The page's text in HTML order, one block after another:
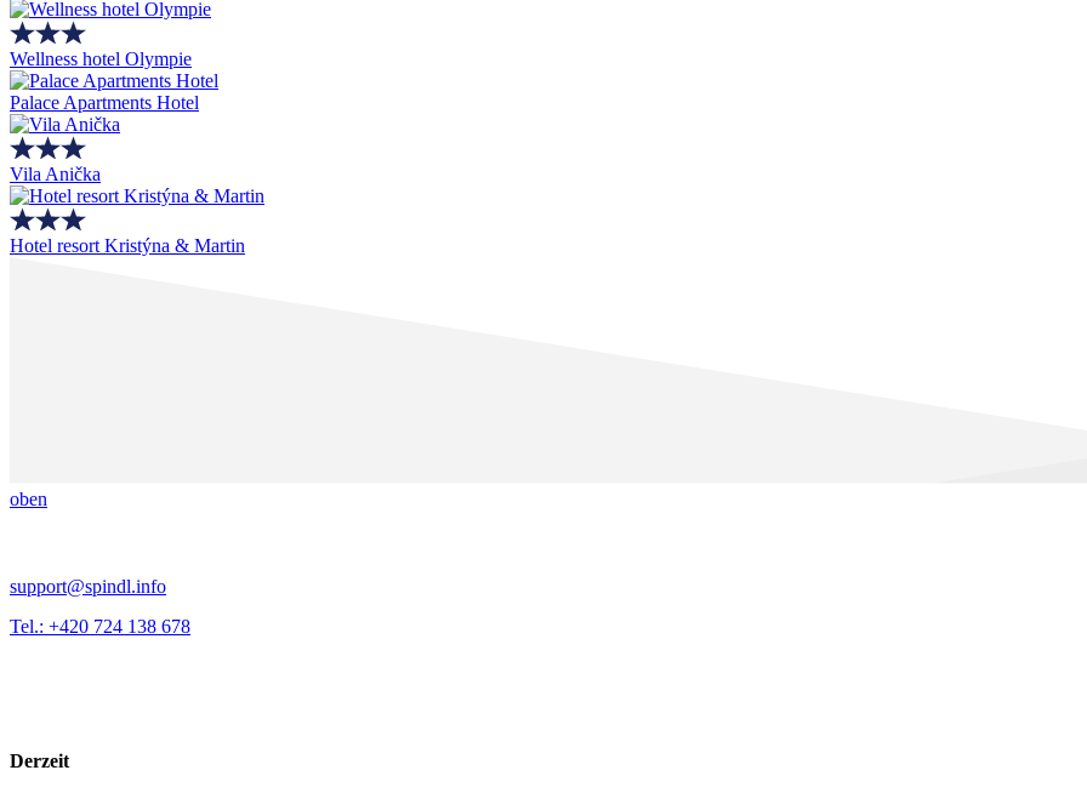
Wellness hotel Olympie
Palace Apartments Hotel
Vila Anička
Hotel resort Kristýna & Martin
oben
support@spindl.info
Tel.: +420 724 138 678
Derzeit